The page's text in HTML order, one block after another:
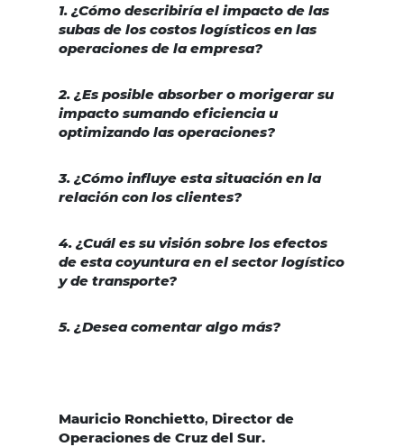
1. ¿Cómo describiría el impacto de las
subas de los costos logísticos en las
operaciones de la empresa?
2. ¿Es posible absorber o morigerar su
impacto sumando eficiencia u
optimizando las operaciones?
3. ¿Cómo influye esta situación en la
relación con los clientes?
4. ¿Cuál es su visión sobre los efectos
de esta coyuntura en el sector logístico
y de transporte?
5. ¿Desea comentar algo más?
Mauricio Ronchietto, Director de
Operaciones de Cruz del Sur.